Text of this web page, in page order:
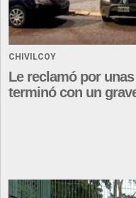
CHIVILCOY
Le reclamó por
terminó con un